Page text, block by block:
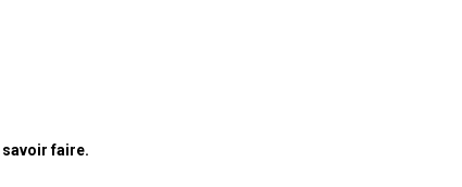
faire.